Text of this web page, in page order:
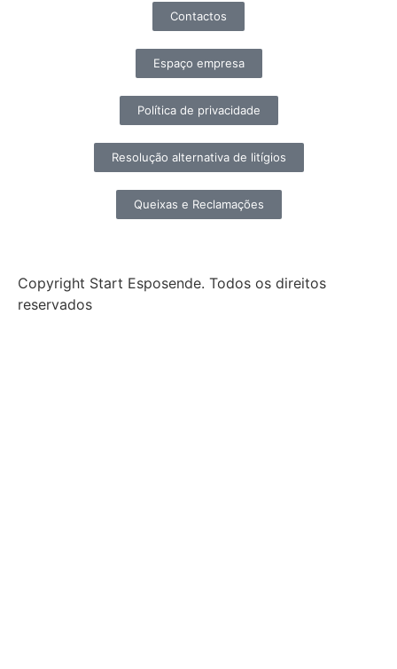
Contactos
Espaço empresa
Política de privacidade
Resolução alternativa de litígios
Queixas e Reclamações
Copyright Start Esposende. Todos os direitos
reservados